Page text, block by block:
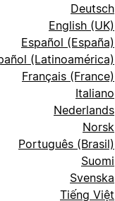
Deutsch
English (UK)
Español (España)
(Latinoamérica)
Français (France)
Italiano
Nederlands
Norsk
Português (Brasil)
Suomi
Svenska
Tiếng Việt